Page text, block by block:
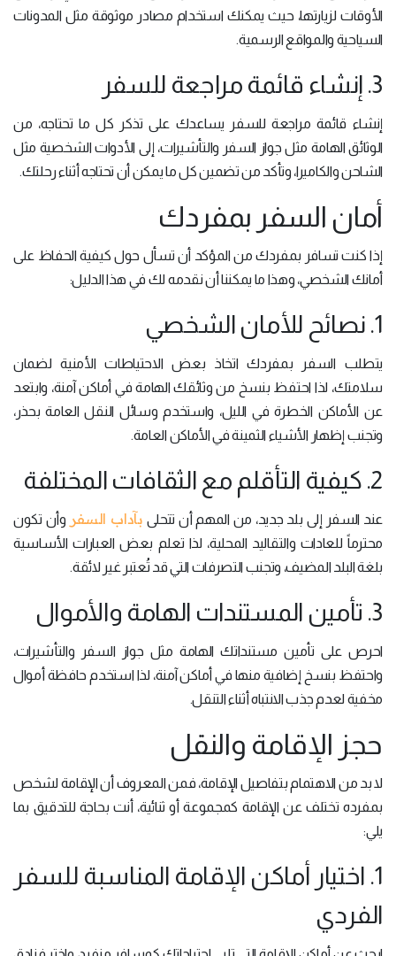
الأوقات لزيارتها، حيث يمكنك استخدام مصادر موثوقة مثل المدونات
السياحية والمواقع الرسمية.
3. إنشاء قائمة مراجعة للسفر
إنشاء قائمة مراجعة للسفر يساعدك على تذكر كل ما تحتاجه، من
الوثائق الهامة مثل جواز السفر والتأشيرات، إلى الأدوات الشخصية مثل
الشاحن والكاميرا، وتأكد من تضمين كل ما يمكن أن تحتاجه أثناء رحلتك.
أمان السفر بمفردك
إذا كنت تسافر بمفردك من المؤكد أن تسأل حول كيفية الحفاظ على
أمانك الشخصي، وهذا ما يمكننا أن نقدمه لك في هذا الدليل:
1. نصائح للأمان الشخصي
يتطلب السفر بمفردك اتخاذ بعض الاحتياطات الأمنية لضمان
سلامتك، لذا احتفظ بنسخ من وثائقك الهامة في أماكن آمنة، وابتعد
عن الأماكن الخطرة في الليل، واستخدم وسائل النقل العامة بحذر،
وتجنب إظهار الأشياء الثمينة في الأماكن العامة.
2. كيفية التأقلم مع الثقافات المختلفة
عند السفر إلى بلد جديد، من المهم أن تتحلى بآداب السفر وأن تكون
محترماً للعادات والتقاليد المحلية، لذا تعلم بعض العبارات الأساسية
بلغة البلد المضيف، وتجنب التصرفات التي قد تُعتبر غير لائقة.
3. تأمين المستندات الهامة والأموال
احرص على تأمين مستنداتك الهامة مثل جواز السفر والتأشيرات،
واحتفظ بنسخ إضافية منها في أماكن آمنة، لذا استخدم حافظة أموال
مخفية لعدم جذب الانتباه أثناء التنقل.
حجز الإقامة والنقل
لا بد من الاهتمام بتفاصيل الإقامة، فمن المعروف أن الإقامة لشخص
بمفرده تختلف عن الإقامة كمجموعة أو ثنائية، أنت بحاجة للتدقيق بما
يلي:
1. اختيار أماكن الإقامة المناسبة للسفر
الفردي